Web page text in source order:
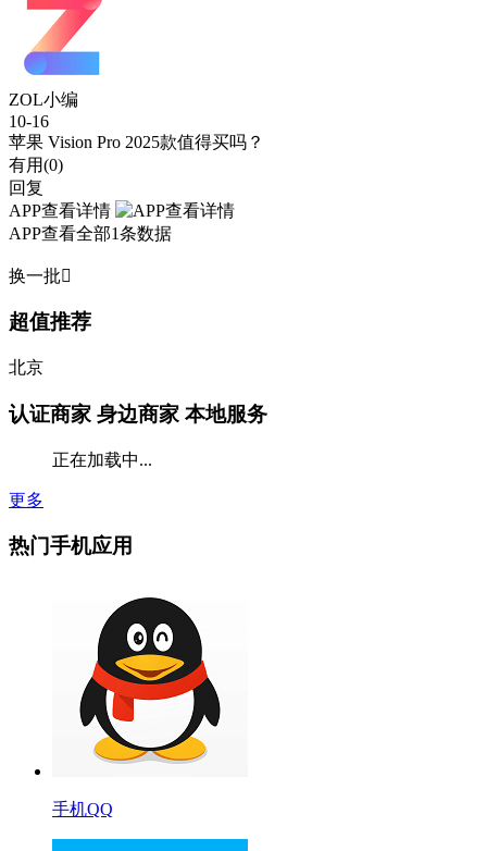
ZOL小编
10-16
苹果 Vision Pro 2025款值得买吗？
有用(0)
回复
APP查看详情
APP查看全部1条数据
换一批
超值推荐
北京
认证商家 身边商家 本地服务
正在加载中...
更多
热门手机应用
手机QQ